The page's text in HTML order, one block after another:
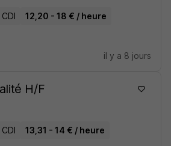
CDI 12,20 - 18 € / heure
il y a 8 jours
H/F
CDI 13,31 - 14 € / heure